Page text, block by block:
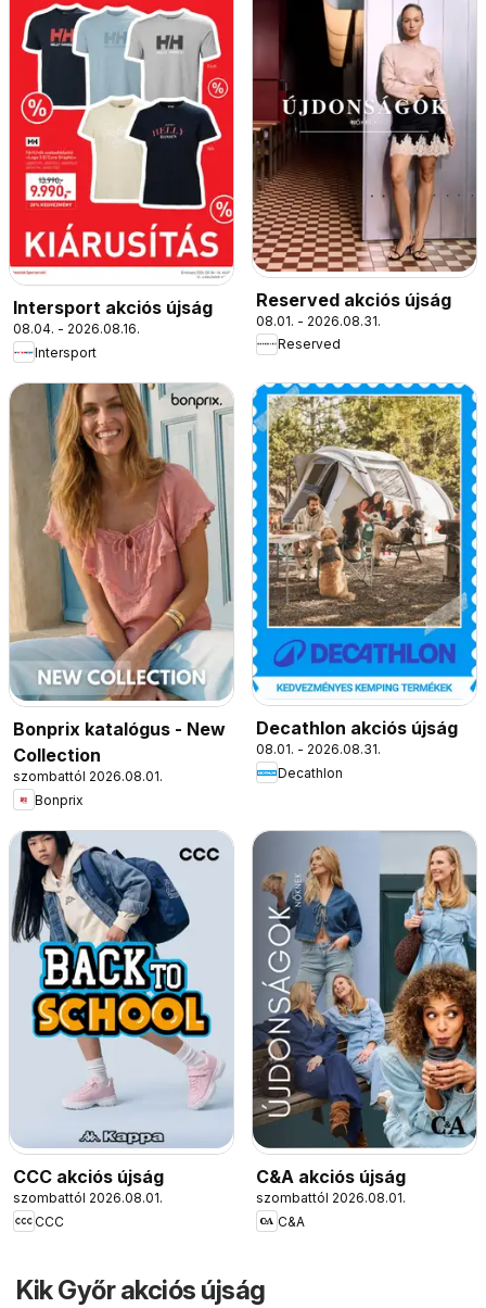
Intersport akciós újság
08.04. - 2026.08.16.
Intersport
Reserved akciós újság
08.01. - 2026.08.31.
Reserved
Bonprix katalógus - New
Collection
szombattól 2026.08.01.
Bonprix
Decathlon akciós újság
08.01. - 2026.08.31.
Decathlon
CCC akciós újság
szombattól 2026.08.01.
CCC
C&A akciós újság
szombattól 2026.08.01.
C&A
Kik Győr akciós újság